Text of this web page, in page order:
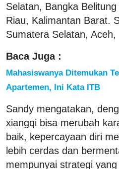
Selatan, Bangka
Riau, Kalimantan Barat.
Sumatera Selatan,
Baca Juga :
Mahasiswanya Ditemukan
Apartemen, Ini Kata ITB
Sandy mengatakan,
xiangqi bisa merubah
baik, kepercayaan diri
lebih cerdas dan
mempunyai strategi